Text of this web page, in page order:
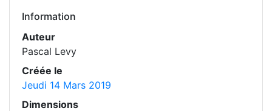
Information
Auteur
Pascal Levy
Créée le
Jeudi 14 Mars 2019
Dimensions